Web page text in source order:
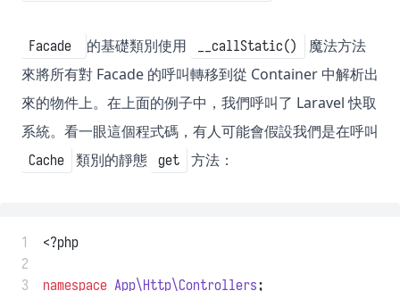
Facade 的基礎類別使用 __callStatic()
魔法方法
來將所有對 Facade 的呼叫轉移到從 Container 中解析出
來的物件上。在上面的例子中，我們呼叫了 Laravel 快取
系統。看一眼這個程式碼，有人可能會假設我們是在呼叫
Cache 類別的靜態 get 方法：
1
<?php
2
3
namespace App\Http\Controllers;